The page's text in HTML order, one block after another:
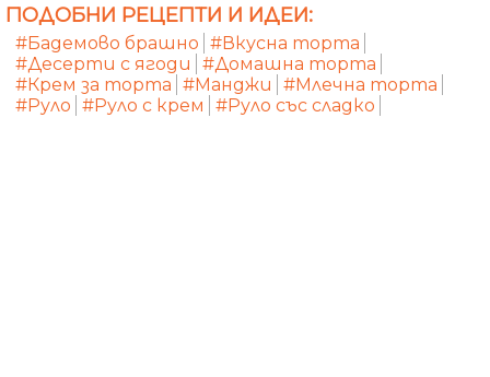
ПОДОБНИ РЕЦЕПТИ И ИДЕИ:
#Бадемово брашно #Вкусна торта
#Десерти с ягоди
#Домашна торта
#Крем за торта #Манджи
#Млечна торта
#Руло #Руло с крем #Руло със сладко